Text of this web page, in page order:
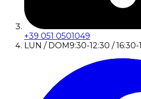
+39 051 0501049
LUN / DOM9:30-12:30 / 16:30-